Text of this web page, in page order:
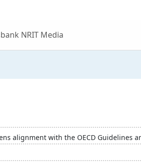
NRIT Media
alignment with the OECD Guidelines